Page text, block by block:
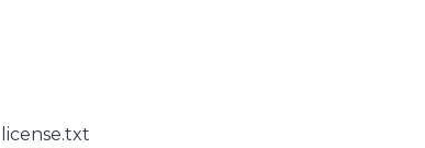
license.txt